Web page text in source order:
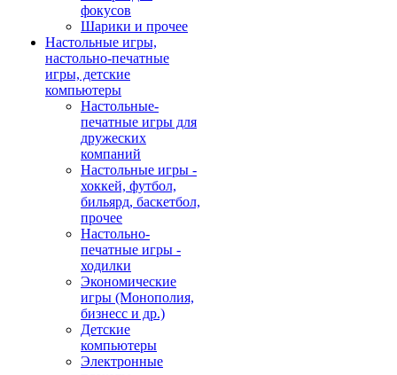
фокусов
Шарики и прочее
Настольные игры,
настольно-печатные
игры, детские
компьютеры
Настольные-
печатные игры для
дружеских
компаний
Настольные игры -
хоккей, футбол,
бильярд, баскетбол,
прочее
Настольно-
печатные игры -
ходилки
Экономические
игры (Монополия,
бизнесс и др.)
Детские
компьютеры
Электронные